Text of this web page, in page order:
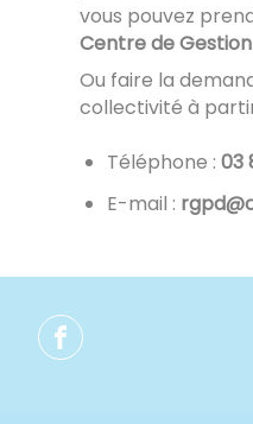
vous pouvez
Centre de
Ou faire la
collectivité à
Téléphone : 91
E-mail :